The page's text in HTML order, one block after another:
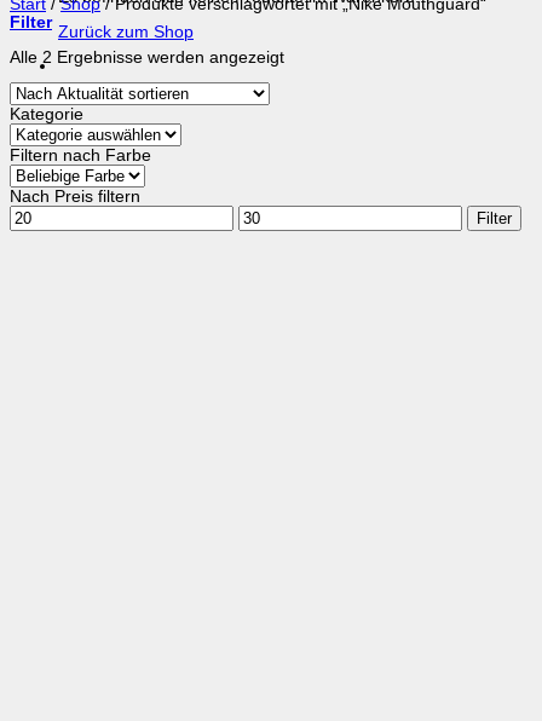
Zurück zum Shop
Start / Shop /Produkte verschlagwortet mit „Nike Mouthguard“
Filter
Alle 2 Ergebnisse werden angezeigtNach
Kategorie
Filtern nach Farbe
Nach Preis filtern
Min.
Preis
Max.
Preis
Filter